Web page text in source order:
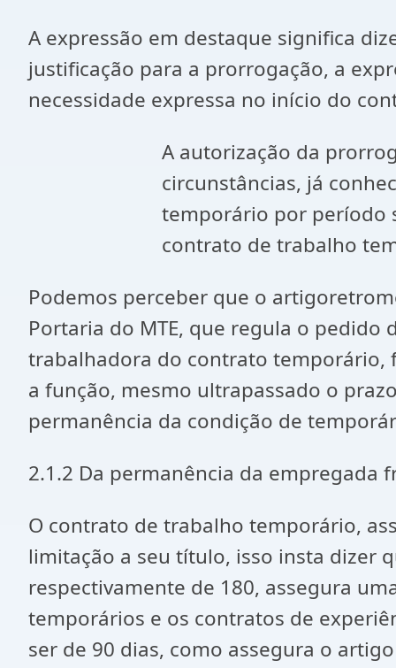
A expressão em destaque significa
justificação para a prorrogação, a
necessidade expressa no início do
A autorização da
circunstâncias, já
temporário por período
contrato de trabalho
Podemos perceber que o
Portaria do MTE, que regula o pedido
trabalhadora do contrato temporário,
a função, mesmo ultrapassado o
permanência da condição de
2.1.2 Da permanência da
O contrato de trabalho temporário,
limitação a seu título, isso insta dizer
respectivamente de 180, assegura
temporários e os contratos de
ser de 90 dias, como assegura o